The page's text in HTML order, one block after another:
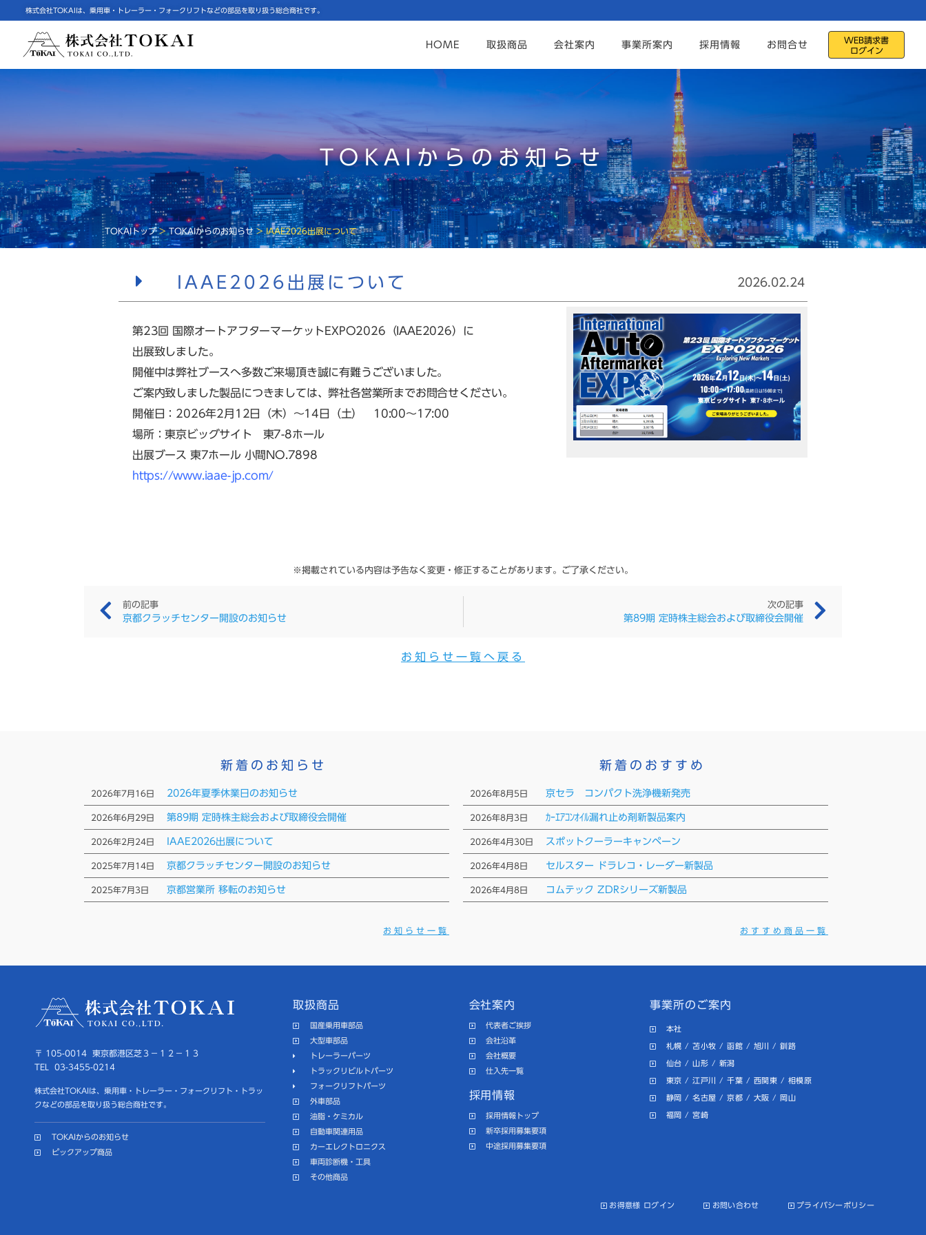
株式会社TOKAIは、乗用車・トレーラー・フォークリフトなどの部品を取り扱う総合商社です。
HOME 取扱商品 会社案内 事業所案内 採用情報 お問合せ
WEB請求書
ログイン
TOKAIからのお知らせ
TOKAIトップ>TOKAIからのお知らせ>IAAE2026出展について
IAAE2026出展について 2026.02.24
第23回 国際オートアフターマーケットEXPO2026（IAAE2026）に
出展致しました。
開催中は弊社ブースへ多数ご来場頂き誠に有難うございました。
ご案内致しました製品につきましては、弊社各営業所までお問合せください。
開催日：2026年2月12日（木）～14日（土） 10:00～17:00
場所：東京ビッグサイト 東7-8ホール
出展ブース 東7ホール 小間NO.7898
https://www.iaae-jp.com/
※掲載されている内容は予告なく変更・修正することがあります。ご了承ください。
前の記事
京都クラッチセンター開設のお知らせ
次の記事
第89期 定時株主総会および取締役会開催
お知らせ一覧へ戻る
新着のお知らせ
2026年夏季休業日のお知らせ
2026年7月16日
第89期 定時株主総会および取締役会開催
2026年6月29日
IAAE2026出展について
2026年2月24日
京都クラッチセンター開設のお知らせ
2025年7月14日
京都営業所 移転のお知らせ
2025年7月3日
お知らせ一覧
新着のおすすめ
京セラ コンパクト洗浄機新発売
2026年8月5日
ｶｰｴｱｺﾝｵｲﾙ漏れ止め剤新製品案内
2026年8月3日
スポットクーラーキャンペーン
2026年4月30日
セルスター ドラレコ・レーダー新製品
2026年4月8日
コムテック ZDRシリーズ新製品
2026年4月8日
おすすめ商品一覧
〒 105-0014 東京都港区芝３－１２－１３
TEL 03-3455-0214
株式会社TOKAIは、乗用車・トレーラー・フォークリフト・トラッ
クなどの部品を取り扱う総合商社です。
TOKAIからのお知らせ
ピックアップ商品
取扱商品
国産乗用車部品
大型車部品
トレーラーパーツ
トラックリビルトパーツ
フォークリフトパーツ
外車部品
油脂・ケミカル
自動車関連用品
カーエレクトロニクス
車両診断機・工具
その他商品
会社案内
代表者ご挨拶
会社沿革
会社概要
仕入先一覧
採用情報
採用情報トップ
新卒採用募集要項
中途採用募集要項
事業所のご案内
本社
札幌 /苫小牧 /函館 / 旭川 /釧路
仙台 /山形 / 新潟
東京 /江戸川 /千葉 / 西関東 / 相模原
静岡 /名古屋 /京都 / 大阪 / 岡山
福岡 /宮崎
お得意様 ログイン お問い合わせ プライバシーポリシー